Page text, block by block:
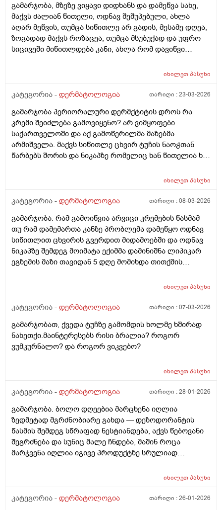
გამარჯობა, მზეზე ვიყავი დიდხანს და დამეწვა სახე,
მაქვს ძალიან წითელი, ოდნავ შეშუპებული, ახლა
აღარ მეწვის, თუმცა სიწითლე არ გადის, მესამე დღეა,
ზოგადად მაქვს როზაცეა, თუმცა მსუბუქად და უფრო
სიცივეში მიწითლდება კანი, ახლა რომ დავიწვი
შეიძლება რომ უფრო გამიღიზიანდეს? და ამიხილეთპასუხი
კატეგორია - დერმატოლოგია თარიღი :23-03-2026
გამარჯობა პერიორალური დერმქტიტის დროს რა
კრემი შეიძლება გამოვიყენო? არ ვიმყოფები
საქართველოში და აქ გამოწერილმა მაზებმა
არმიშველა. მაქვს სიწითლე ცხვირ ტუჩის ნაოჭთან
წარბებს შორის და ნიკაპზე რომელიც ხან წითელია ხან
მირჩიეთ რა მაზი შემიძლია გამოვიყენო. მადლობა
იხილეთპასუხი
კატეგორია - დერმატოლოგია თარიღი :08-03-2026
გამარჯობა. რამ გამოიწვია არვიცი კრემების წასმამ
თუ რამ დამემართა კანზე პრობლემა დამეწყო ოდნავ
სიწითლით ცხვირის გვერდით მიდამოებში და ოდნავ
ნიკაპზე შემდეგ მოიმატა ექიმმა დამინიშნა ლიპიკარ
ეგზემის მაზი თავიდან 5 დღე მომიხდა თითქმის
და დაემატა წარბებს შორის . გავაგრძელე ეს ეგზემია
არ ვისმევ მაგრამ კანი მაქვს საშინლად გამომშრალი
ზუსტად რა მჭირს მეშინია რაიმე კრემია წასმა რომ
უარესი არ დამემართოს რა შეიძლება გავაკეთო ?
იხილეთპასუხი
კატეგორია - დერმატოლოგია თარიღი :07-03-2026
გამარჯობათ, ქვედა ტუჩზე გამომდის ხოლმე ხშირად
ნახეთქი.მაინტერესებს რისი ბრალია? როგორ
ვუმკურნალო? და როგორ ვიკვებო?
იხილეთპასუხი
კატეგორია - დერმატოლოგია თარიღი :28-01-2026
გამარჯობა. ბოლო დღეებია მარცხენა იღლია
ზედმეტად მგრძნობიარე გახდა — დეზოდორანტის
წასმის შემდეგ სწრაფად ნესტიანდება, აქვს წებოვანი
შეგრძნება და სუნიც მალე ჩნდება, მაშინ როცა
მარჯვენა იღლია იგივე პროდუქტზე სრულიად
ტკივილი არ მაქვს, მაგრამ აშკარა ასიმეტრიაა
კანის გაღიზიანება, ოფლის ჯირკვლების აქტივობის
იხილეთპასუხი
კატეგორია - დერმატოლოგია თარიღი :26-01-2026